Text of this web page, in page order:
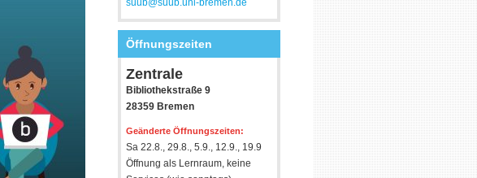
suub@suub.uni-bremen.de
Öffnungszeiten
Zentrale
Bibliothekstraße 9
28359 Bremen
Geänderte Öffnungszeiten:
Sa 22.8., 29.8., 5.9., 12.9., 19.9
Öffnung als Lernraum, keine